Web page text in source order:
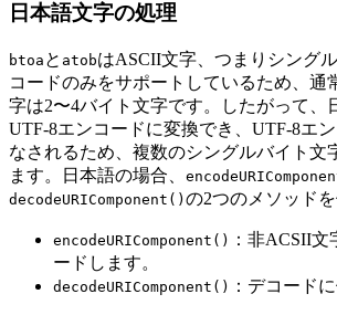
日本語文字の処理
btoa と atobはASCII文字、つまりシング
コードのみをサポートしているため、通
字は2〜4バイト文字です。したがって、
UTF-8エンコードに変換でき、UTF-8エ
なされるため、複数のシングルバイト文
ます。日本語の場合、
decodeURIComponent() の2つのメソッドを
encodeURIComponent()
：非ACSII
ードします。
decodeURIComponent() ：デコード